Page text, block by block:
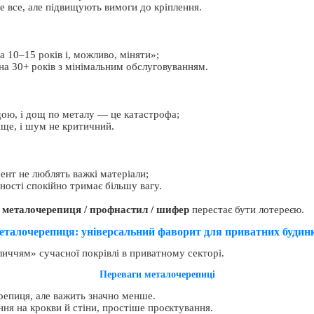
все, але підвищують вимоги до кріплення.
10–15 років і, можливо, міняти»;
30+ років з мінімальним обслуговуванням.
і дощ по металу — це катастрофа;
і шум не критичний.
не люблять важкі матеріали;
спокійно тримає більшу вагу.
металочерепиця / профнастил / шифер перестає бути лотереєю.
універсальний фаворит для приватних
сучасної покрівлі в приватному секторі.
Переваги металочерепиці
але важить значно менше.
на крокви й стіни, простіше проєктування.